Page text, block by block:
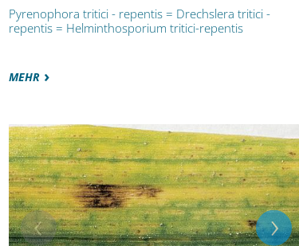
Pyrenophora tritici - repentis = Drechslera tritici -
repentis = Helminthosporium tritici-repentis
MEHR